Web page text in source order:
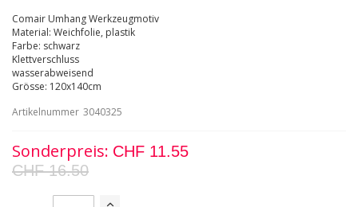
Comair Umhang Werkzeugmotiv
Material: Weichfolie, plastik
Farbe: schwarz
Klettverschluss
wasserabweisend
Grösse: 120x140cm
Artikelnummer 3040325
Sonderpreis CHF 11.55
CHF 16.50